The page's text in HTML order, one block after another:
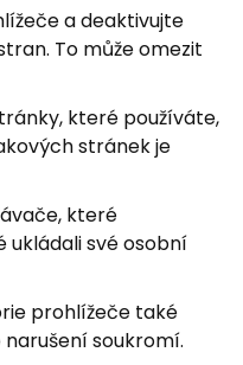
a deaktivujte
To může omezit
které používáte,
stránek je
které
ukládali své osobní
prohlížeče také
soukromí.